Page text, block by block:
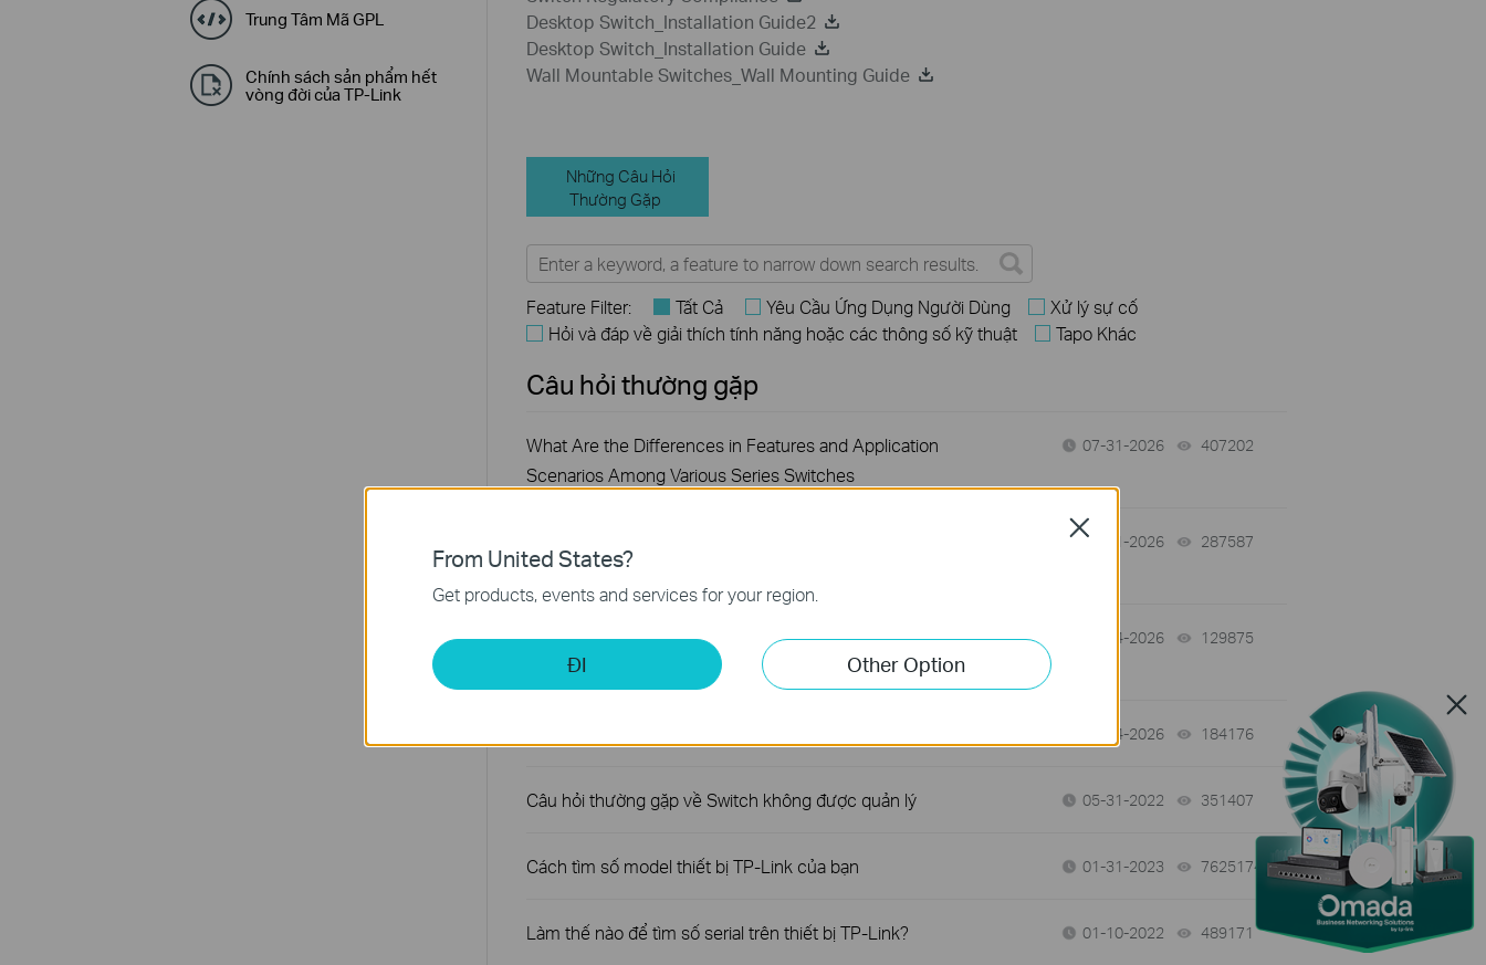
Trung Tâm Mã GPL
Chính sách sản phẩm hết
vòng đời của TP-Link
Desktop Switch_Installation Guide2
Desktop Switch_Installation Guide
Wall Mountable Switches_Wall Mounting Guide
Những Câu Hỏi
Thường Gặp
Feature Filter: Tất Cả Yêu Cầu Ứng Dụng Người Dùng
Xử lý sự cố
Hỏi và đáp về giải thích tính năng hoặc các thông số kỹ thuật
Tapo Khác
Câu hỏi thường gặp
What Are the Differences in Features and Application
Scenarios Among Various Series Switches
07-31-2026 407202
Link Switches
07-31-2026 287587
How to Troubleshoot Unstable Internet Issue on Omada
Switch
06-24-2026 129875
06-24-2026 184176
Câu hỏi thường gặp về Switch không được quản lý 05-31-2022 351407 views
Cách tìm số model thiết bị TP-Link của bạn 01-31-2023 7625174 views
Làm thế nào để tìm số serial trên thiết bị TP-Link? 01-10-2022 489171 views
From United States?
Get products, events and services for your region.
ĐI Other Option
Close